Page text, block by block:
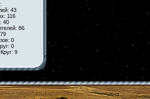
43
116
40
86
0
0
9